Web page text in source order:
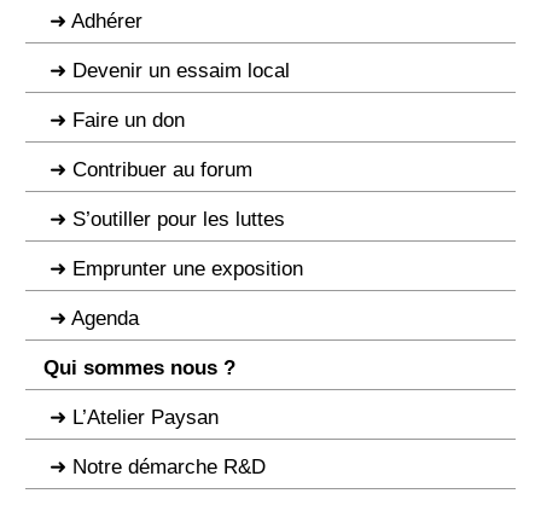
Adhérer
Devenir un essaim local
Faire un don
Contribuer au forum
S’outiller pour les luttes
Emprunter une exposition
Agenda
Qui sommes nous ?
L’Atelier Paysan
Notre démarche R&D